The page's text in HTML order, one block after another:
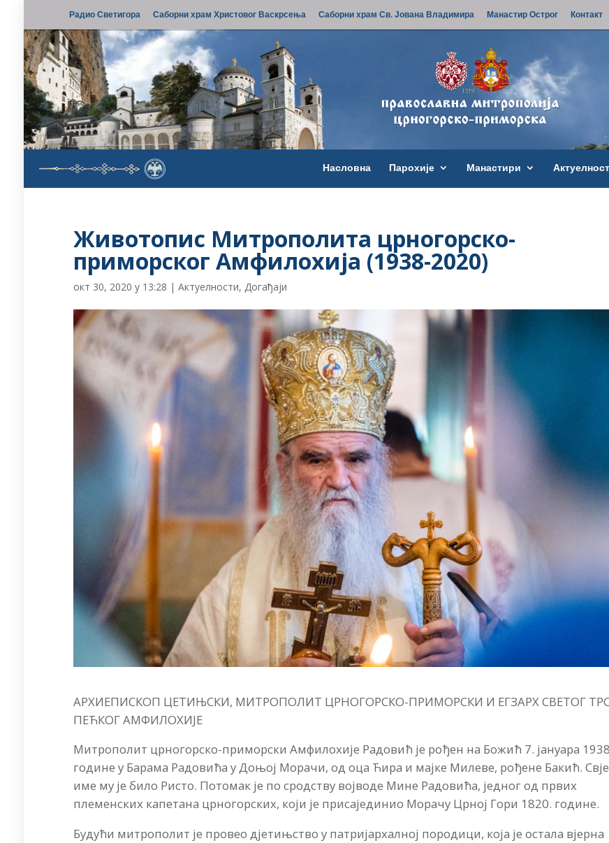
Радио Светигора Саборни храм Христовог Васкрсења Саборни храм Св. Јована Владимира Манастир Острог Контакт
Насловна Парохије Манастири
Животопис Митрополита црногорско-
приморског Амфилохија (1938-2020)
окт 30, 2020 у 13:28 |Актуелности,Догађаји
АРХИЕПИСКОП ЦЕТИЊСКИ, МИТРОПОЛИТ ЦРНОГОРСКО-ПРИМОРСКИ И ЕГЗАРХ СВЕТОГ
ПЕЋКОГ АМФИЛОХИЈЕ
Mитрополит црногорско-приморски Амфилохије Радовић је рођен на Божић 7. јануара
године у Барама Радовића у Доњој Морачи, од оца Ћира и мајке Милеве, рођене Бакић.
име му је било Ристо. Потомак је по сродству војводе Мине Радовића, једног од првих
племенских капетана црногорских, који је присајединио Морачу Црној Гори 1820. године.
Будући митрополит је провео дјетињство у патријархалној породици, која је остала вјерна